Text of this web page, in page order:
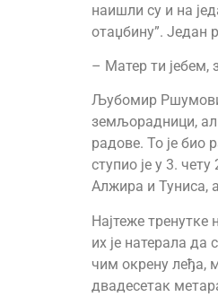
наишли су и на
отаџбину”. Један
– Матер ти јебем,
Љубомир
земљорадници,
радове. То је био
ступио је у 3.
Алжира и Туниса,
Најтеже тренутке
их је натерала да
чим окрену леђа,
двадесетак